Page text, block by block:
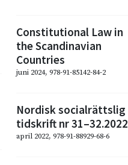
Constitutional Law in
the Scandinavian
Countries
juni 2024, 978-91-85142-84-2
Nordisk socialrättslig
tidskrift nr 31–32.2022
april 2022, 978-91-88929-68-6